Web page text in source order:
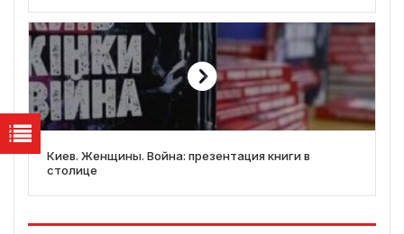
Киев. Женщины. Война: презентация книги в
столице